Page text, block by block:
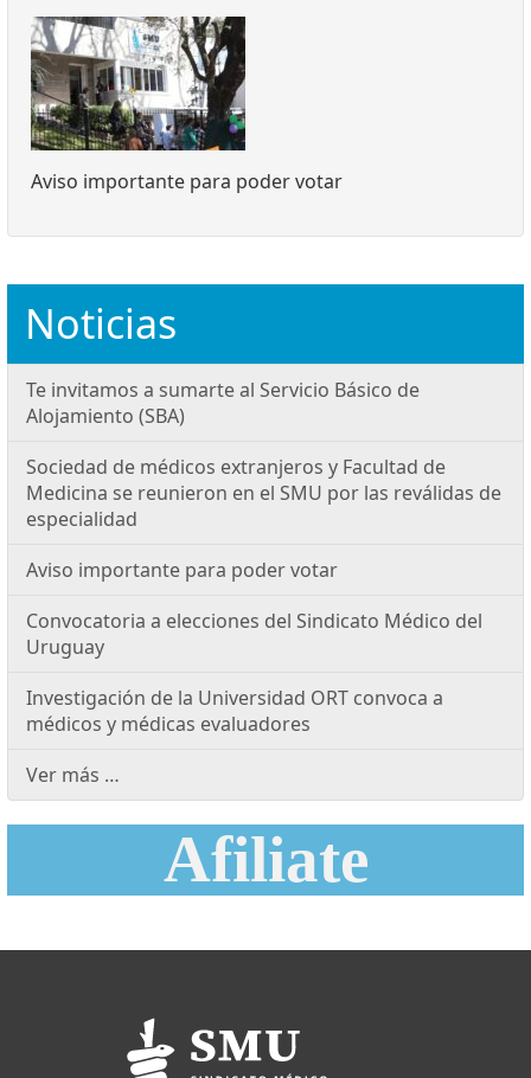
Aviso importante para poder votar
Noticias
Te invitamos a sumarte al Servicio Básico de
Alojamiento (SBA)
Sociedad de médicos extranjeros y Facultad de
Medicina se reunieron en el SMU por las reválidas de
especialidad
Aviso importante para poder votar
Convocatoria a elecciones del Sindicato Médico del
Uruguay
Investigación de la Universidad ORT convoca a
médicos y médicas evaluadores
Ver más …
Afiliate